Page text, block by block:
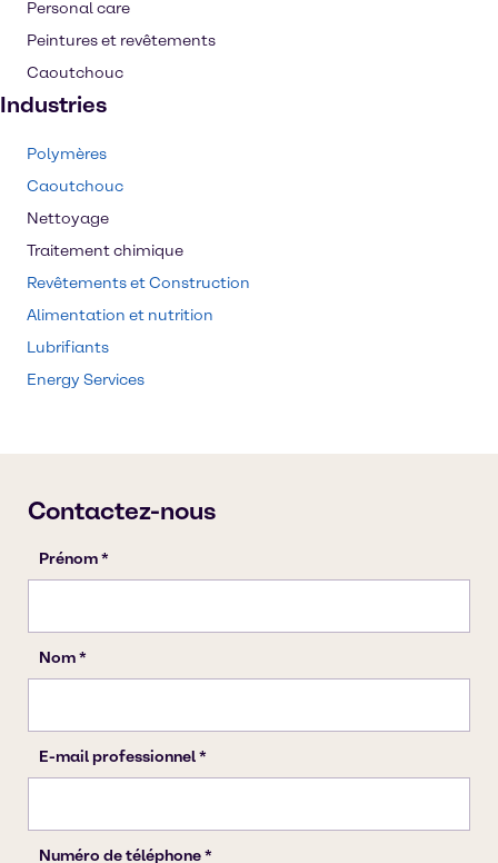
Personal care
Peintures et revêtements
Caoutchouc
Industries
Polymères
Caoutchouc
Nettoyage
Traitement chimique
Revêtements et Construction
Alimentation et nutrition
Lubrifiants
Energy Services